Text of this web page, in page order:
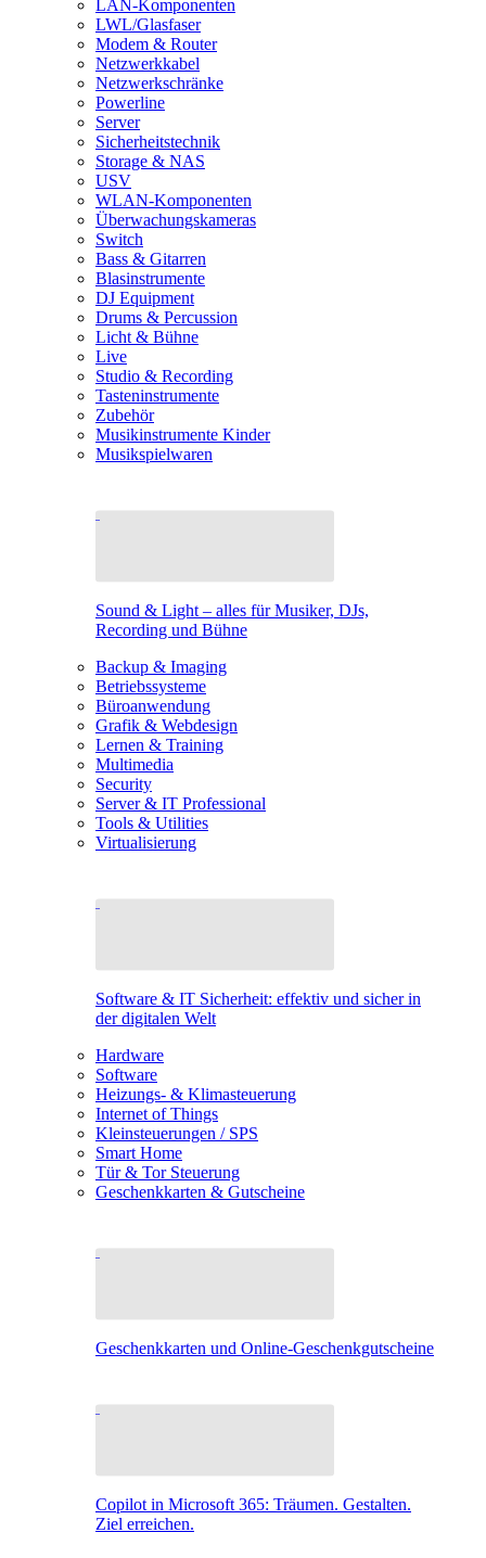
LAN-Komponenten
LWL/Glasfaser
Modem & Router
Netzwerkkabel
Netzwerkschränke
Powerline
Server
Sicherheitstechnik
Storage & NAS
USV
WLAN-Komponenten
Überwachungskameras
Switch
Bass & Gitarren
Blasinstrumente
DJ Equipment
Drums & Percussion
Licht & Bühne
Live
Studio & Recording
Tasteninstrumente
Zubehör
Musikinstrumente Kinder
Musikspielwaren
Sound & Light – alles für Musiker, DJs,
Recording und Bühne
Backup & Imaging
Betriebssysteme
Büroanwendung
Grafik & Webdesign
Lernen & Training
Multimedia
Security
Server & IT Professional
Tools & Utilities
Virtualisierung
Software & IT Sicherheit: effektiv und sicher in
der digitalen Welt
Hardware
Software
Heizungs- & Klimasteuerung
Internet of Things
Kleinsteuerungen / SPS
Smart Home
Tür & Tor Steuerung
Geschenkkarten & Gutscheine
Geschenkkarten und Online-Geschenkgutscheine
Copilot in Microsoft 365: Träumen. Gestalten.
Ziel erreichen.